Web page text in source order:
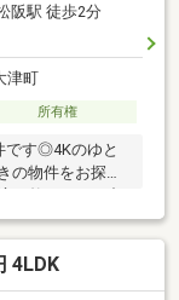
阪駅 徒歩2分
津町
所有権
です◎4Kのゆと
物件をお探し
洗濯にも便利で
リーにもおすす
の物件です
4LDK